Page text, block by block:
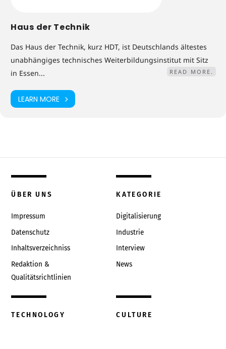
Haus der Technik
Das Haus der Technik, kurz HDT, ist Deutschlands ältestes
unabhängiges technisches Weiterbildungsinstitut mit Sitz
in Essen...
READ MORE.
LEARN MORE
ÜBER UNS
Impressum
Datenschutz
Inhaltsverzeichniss
Redaktion &
Qualitätsrichtlinien
KATEGORIE
Digitalisierung
Industrie
Interview
News
TECHNOLOGY CULTURE